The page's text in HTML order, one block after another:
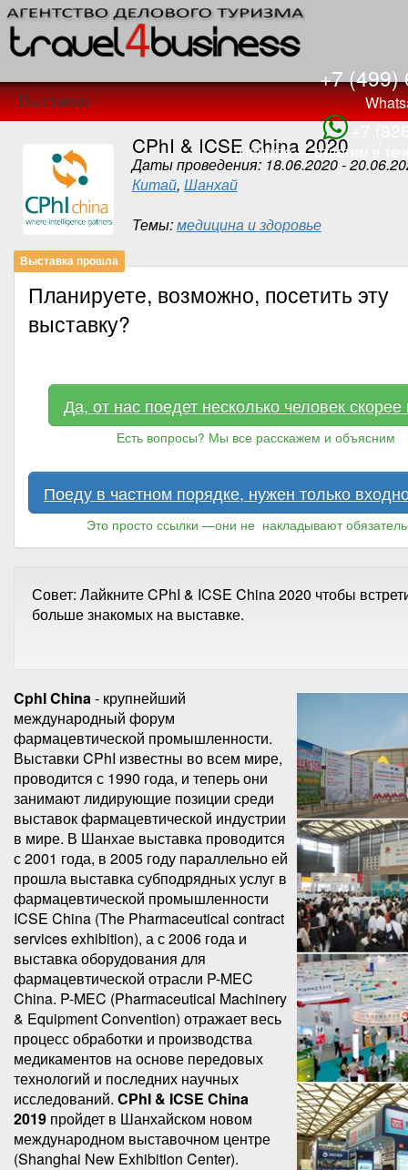
+7 (499)
(Пишите — ответим в
Выставки
CPhI & ICSE China 2020
Даты проведения: 18.06.2020 -
Китай, Шанхай
Темы:медицина и здоровье
Выставка прошла
Планируете, возможно, посетить эту
выставку?
Да, от нас поедет несколько человек скорее
Есть вопросы? Мы все расскажем и объясним
Поеду в частном порядке, нужен только
Это просто ссылки —они не накладывают
Совет: Лайкните CPhI & ICSE China 2020 чтобы
больше знакомых на выставке.
CphI China- крупнейший
международный форум
фармацевтической промышленности.
Выставки CPhI известны во всем мире,
проводится с 1990 года, и теперь они
занимают лидирующие позиции среди
выставок фармацевтической индустрии
в мире. В Шанхае выставка проводится
с 2001 года, в 2005 году параллельно ей
прошла выставка субподрядных услуг в
фармацевтической промышленности
ICSE China (The Pharmaceutical contract
services exhibition), а с 2006 года и
выставка оборудования для
фармацевтической отрасли P-MEC
China. P-MEC (Pharmaceutical Machinery
& Equipment Convention) отражает весь
процесс обработки и производства
медикаментов на основе передовых
технологий и последних научных
исследований. CPhI & ICSE China
2019 пройдет в Шанхайском новом
международном выставочном центре
(Shanghai New Exhibition Center).